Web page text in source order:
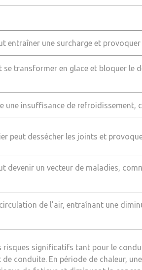
entraîner une surcharge et
se transformer en glace et bloquer le
une insuffisance de refroidissement,
peut dessécher les joints et
devenir un vecteur de maladies,
de l’air, entraînant une
significatifs tant pour le
conduite. En période de chaleur,